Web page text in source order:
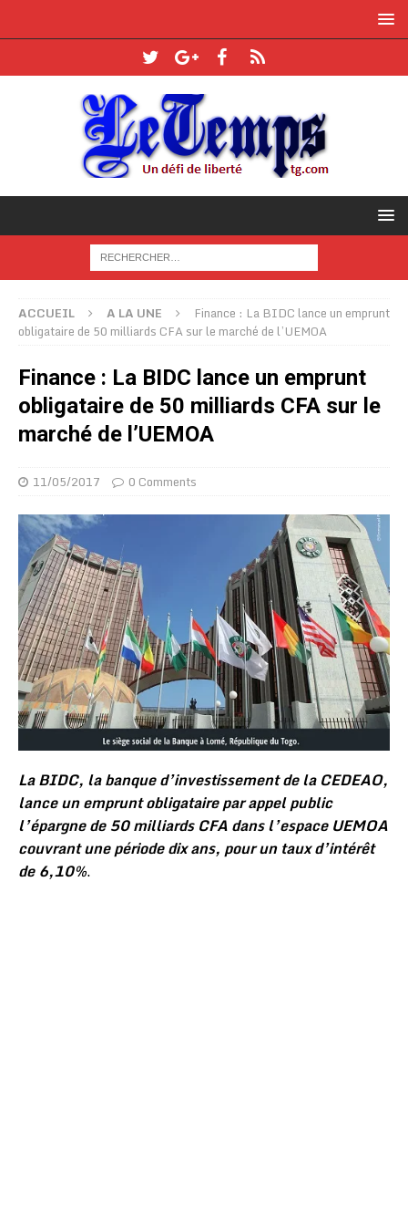
ACCUEIL A LA UNE
Finance : La BIDC lance un emprunt
obligataire de 50 milliards CFA sur le marché de l’UEMOA
Finance : La BIDC lance un emprunt
obligataire de 50 milliards CFA sur le
marché de l’UEMOA
11/05/2017 0 Comments
La BIDC, la banque d’investissement de la CEDEAO,
lance un emprunt obligataire par appel public
l’épargne de 50 milliards CFA dans l’espace UEMOA
couvrant une période dix ans, pour un taux d’intérêt
de 6,10%.